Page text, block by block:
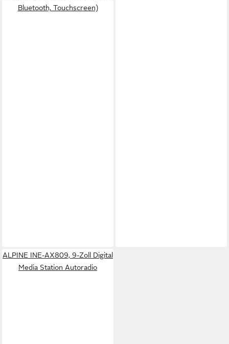
Bluetooth, Touchscreen)
ALPINE INE-AX809, 9-Zoll Digital
Media Station Autoradio